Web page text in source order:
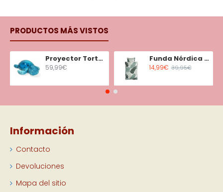
PRODUCTOS MÁS VISTOS
Proyector Tortuga Tranquila Aqua
59,99€
Funda Nórdica Minicuna Tiny Tropics
14,99€ 39,95€
Información
Contacto
Devoluciones
Mapa del sitio